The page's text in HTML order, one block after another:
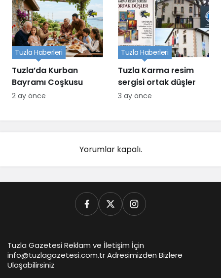
Tuzla’da Kurban
Bayramı Coşkusu
Tuzla Haberleri
2 ay önce
Tuzla Karma resim
sergisi ortak düşler
Tuzla Haberleri
3 ay önce
Yorumlar kapalı.
Tuzla Gazetesi Reklam ve İletişim İçin
info@tuzlagazetesi.com.tr Adresimizden Bizlere
Ulaşabilirsiniz